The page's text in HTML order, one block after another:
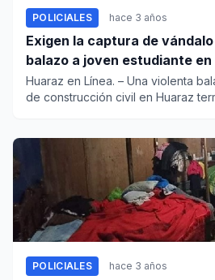
POLICIALES hace 3 años
Exigen la captura de
balazo a joven estudiante en
Huaraz en Línea. – Una violenta
de construcción civil en Huaraz
POLICIALES hace 3 años